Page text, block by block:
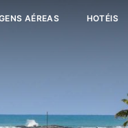
AÉREAS HOTÉIS